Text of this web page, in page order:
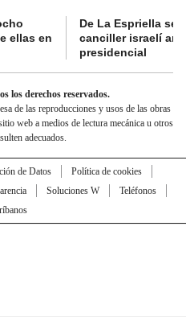
ellas en
De La Espriella se
canciller israelí
presidencial
los derechos reservados.
de las reproducciones y usos de las obras
web a medios de lectura mecánica u otros
adecuados.
de Datos
Política de cookies
Soluciones W
Teléfonos